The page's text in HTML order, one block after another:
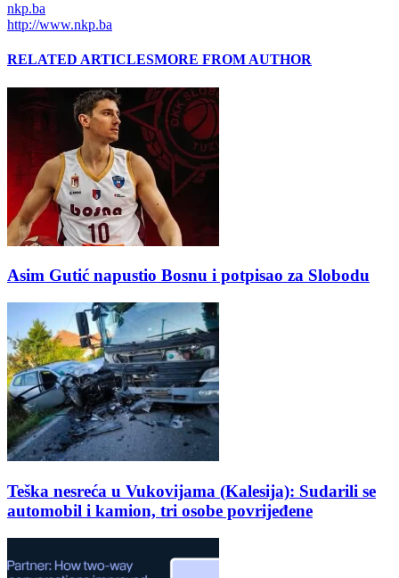
nkp.ba
http://www.nkp.ba
RELATED ARTICLESMORE FROM AUTHOR
Asim Gutić napustio Bosnu i potpisao za Slobodu
Teška nesreća u Vukovijama (Kalesija): Sudarili se
automobil i kamion, tri osobe povrijeđene